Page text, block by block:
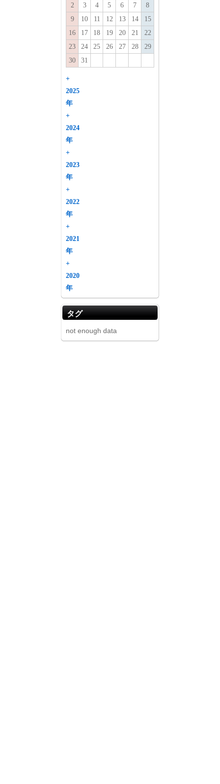
趣味・娯楽
2
3 4 5 6 7
8
9
10 11 12 13 14
15
16
17 18 19 20 21
22
23
24 25 26 27 28
29
30
31
+
2025
年
+
2024
年
+
2023
年
+
2022
年
+
2021
年
+
2020
年
タグ
not enough data